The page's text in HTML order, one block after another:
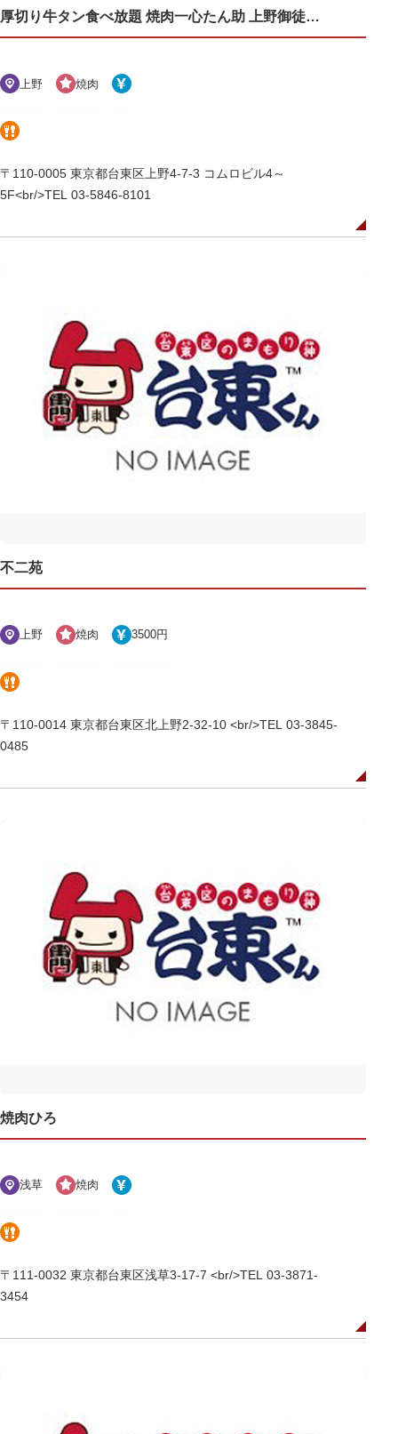
厚切り牛タン食べ放題 焼肉一心たん助 上野御徒町アメ横店
上野 焼肉
〒110-0005 東京都台東区上野4-7-3 コムロビル4～
5F<br/>TEL 03-5846-8101
不二苑
上野 焼肉 3500円
〒110-0014 東京都台東区北上野2-32-10 <br/>TEL 03-3845-
0485
焼肉ひろ
浅草 焼肉
〒111-0032 東京都台東区浅草3-17-7 <br/>TEL 03-3871-
3454